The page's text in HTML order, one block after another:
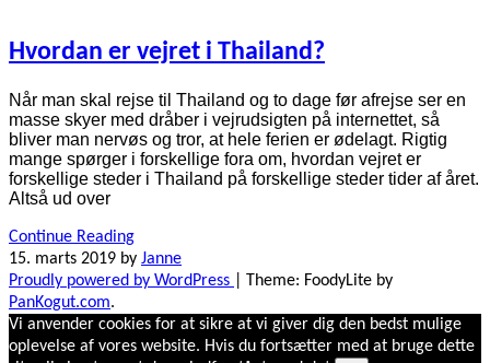
Hvordan er vejret i Thailand?
Når man skal rejse til Thailand og to dage før afrejse ser en
masse skyer med dråber i vejrudsigten på internettet, så
bliver man nervøs og tror, at hele ferien er ødelagt. Rigtig
mange spørger i forskellige fora om, hvordan vejret er
forskellige steder i Thailand på forskellige steder tider af året.
Altså ud over
Continue Reading
15. marts 2019 by Janne
Proudly powered by WordPress
Theme: FoodyLite by
PanKogut.com.
Vi anvender cookies for at sikre at vi giver dig den bedst mulige
oplevelse af vores website. Hvis du fortsætter med at bruge dette